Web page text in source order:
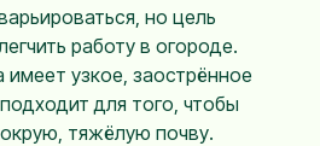
но цель
работу в огороде.
узкое, заострённое
для того, чтобы
тяжёлую почву.